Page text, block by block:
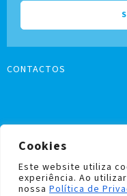
Cookies
Este website utiliza
experiência. Ao
nossa Política de
LIVRO DE RECLAMAÇÕES
CONTACTOS